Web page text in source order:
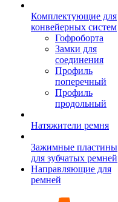
Комплектующие для
конвейерных систем
Гофроборта
Замки для
соединения
Профиль
поперечный
Профиль
продольный
Натяжители ремня
Зажимные пластины
для зубчатых ремней
Направляющие для
ремней